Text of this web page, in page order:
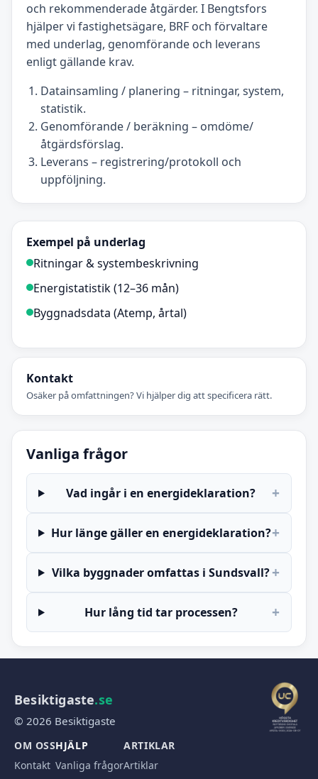
och rekommenderade åtgärder. I Bengtsfors
hjälper vi fastighetsägare, BRF och förvaltare
med underlag, genomförande och leverans
enligt gällande krav.
Datainsamling / planering – ritningar, system,
statistik.
Genomförande / beräkning – omdöme/
åtgärdsförslag.
Leverans – registrering/protokoll och
uppföljning.
Exempel på underlag
Ritningar & systembeskrivning
Energistatistik (12–36 mån)
Byggnadsdata (Atemp, årtal)
Kontakt
Osäker på omfattningen? Vi hjälper dig att specificera rätt.
Vanliga frågor
Vad ingår i en energideklaration? +
Hur länge gäller en energideklaration?+
Vilka byggnader omfattas i Sundsvall?+
Hur lång tid tar processen? +
Besiktigaste.se
© 2026 Besiktigaste
OM OSS
Kontakt
HJÄLP
Vanliga frågor
ARTIKLAR
Artiklar